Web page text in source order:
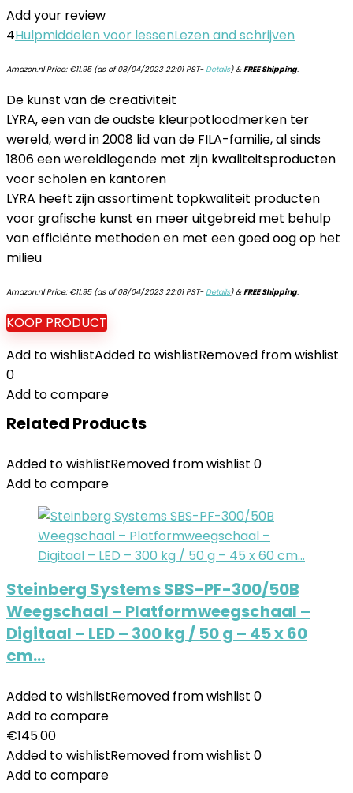
Add your review
4Hulpmiddelen voor lessenLezen and schrijven
Amazon.nl Price: €11.95(as of 08/04/2023 22:01 PST-Details)&FREE Shipping.
De kunst van de creativiteit
LYRA, een van de oudste kleurpotloodmerken ter
wereld, werd in 2008 lid van de FILA-familie, al sinds
1806 een wereldlegende met zijn kwaliteitsproducten
voor scholen en kantoren
LYRA heeft zijn assortiment topkwaliteit producten
voor grafische kunst en meer uitgebreid met behulp
van efficiënte methoden en met een goed oog op het
milieu
Amazon.nl Price: €11.95(as of 08/04/2023 22:01 PST-Details)&FREE Shipping.
KOOP PRODUCT
Add to wishlistAdded to wishlistRemoved from wishlist
0
Add to compare
Related Products
Added to wishlistRemoved from wishlist 0
Add to compare
Steinberg Systems SBS-PF-300/50B
Weegschaal – Platformweegschaal –
Digitaal – LED – 300 kg / 50 g – 45 x 60
cm…
Added to wishlistRemoved from wishlist 0
Add to compare
€145.00
Added to wishlistRemoved from wishlist 0
Add to compare